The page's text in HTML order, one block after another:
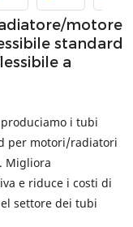
motore
standard
a
i tubi
per motori/radiatori
Migliora
e riduce i costi di
settore dei tubi